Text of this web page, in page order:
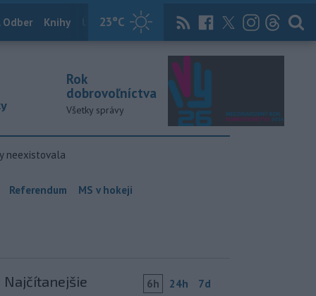
23°C
Odber Knihy Útulkovo Magazín News Now Archív
Rok
dobrovoľníctva
Všetky správy
neexistovala
Referendum MS v hokeji
Najčítanejšie 6h 24h 7d